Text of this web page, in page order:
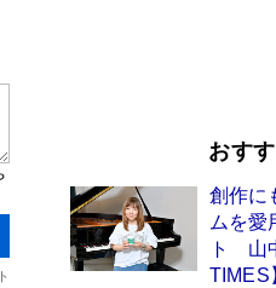
和田秀樹の70代、80
占 上半期1位にも選
Book Bang
おす
創作に
ムを愛
ト 山
TIMES